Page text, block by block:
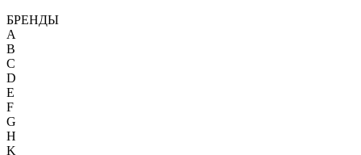
БРЕНДЫ
A
B
C
D
E
F
G
H
K